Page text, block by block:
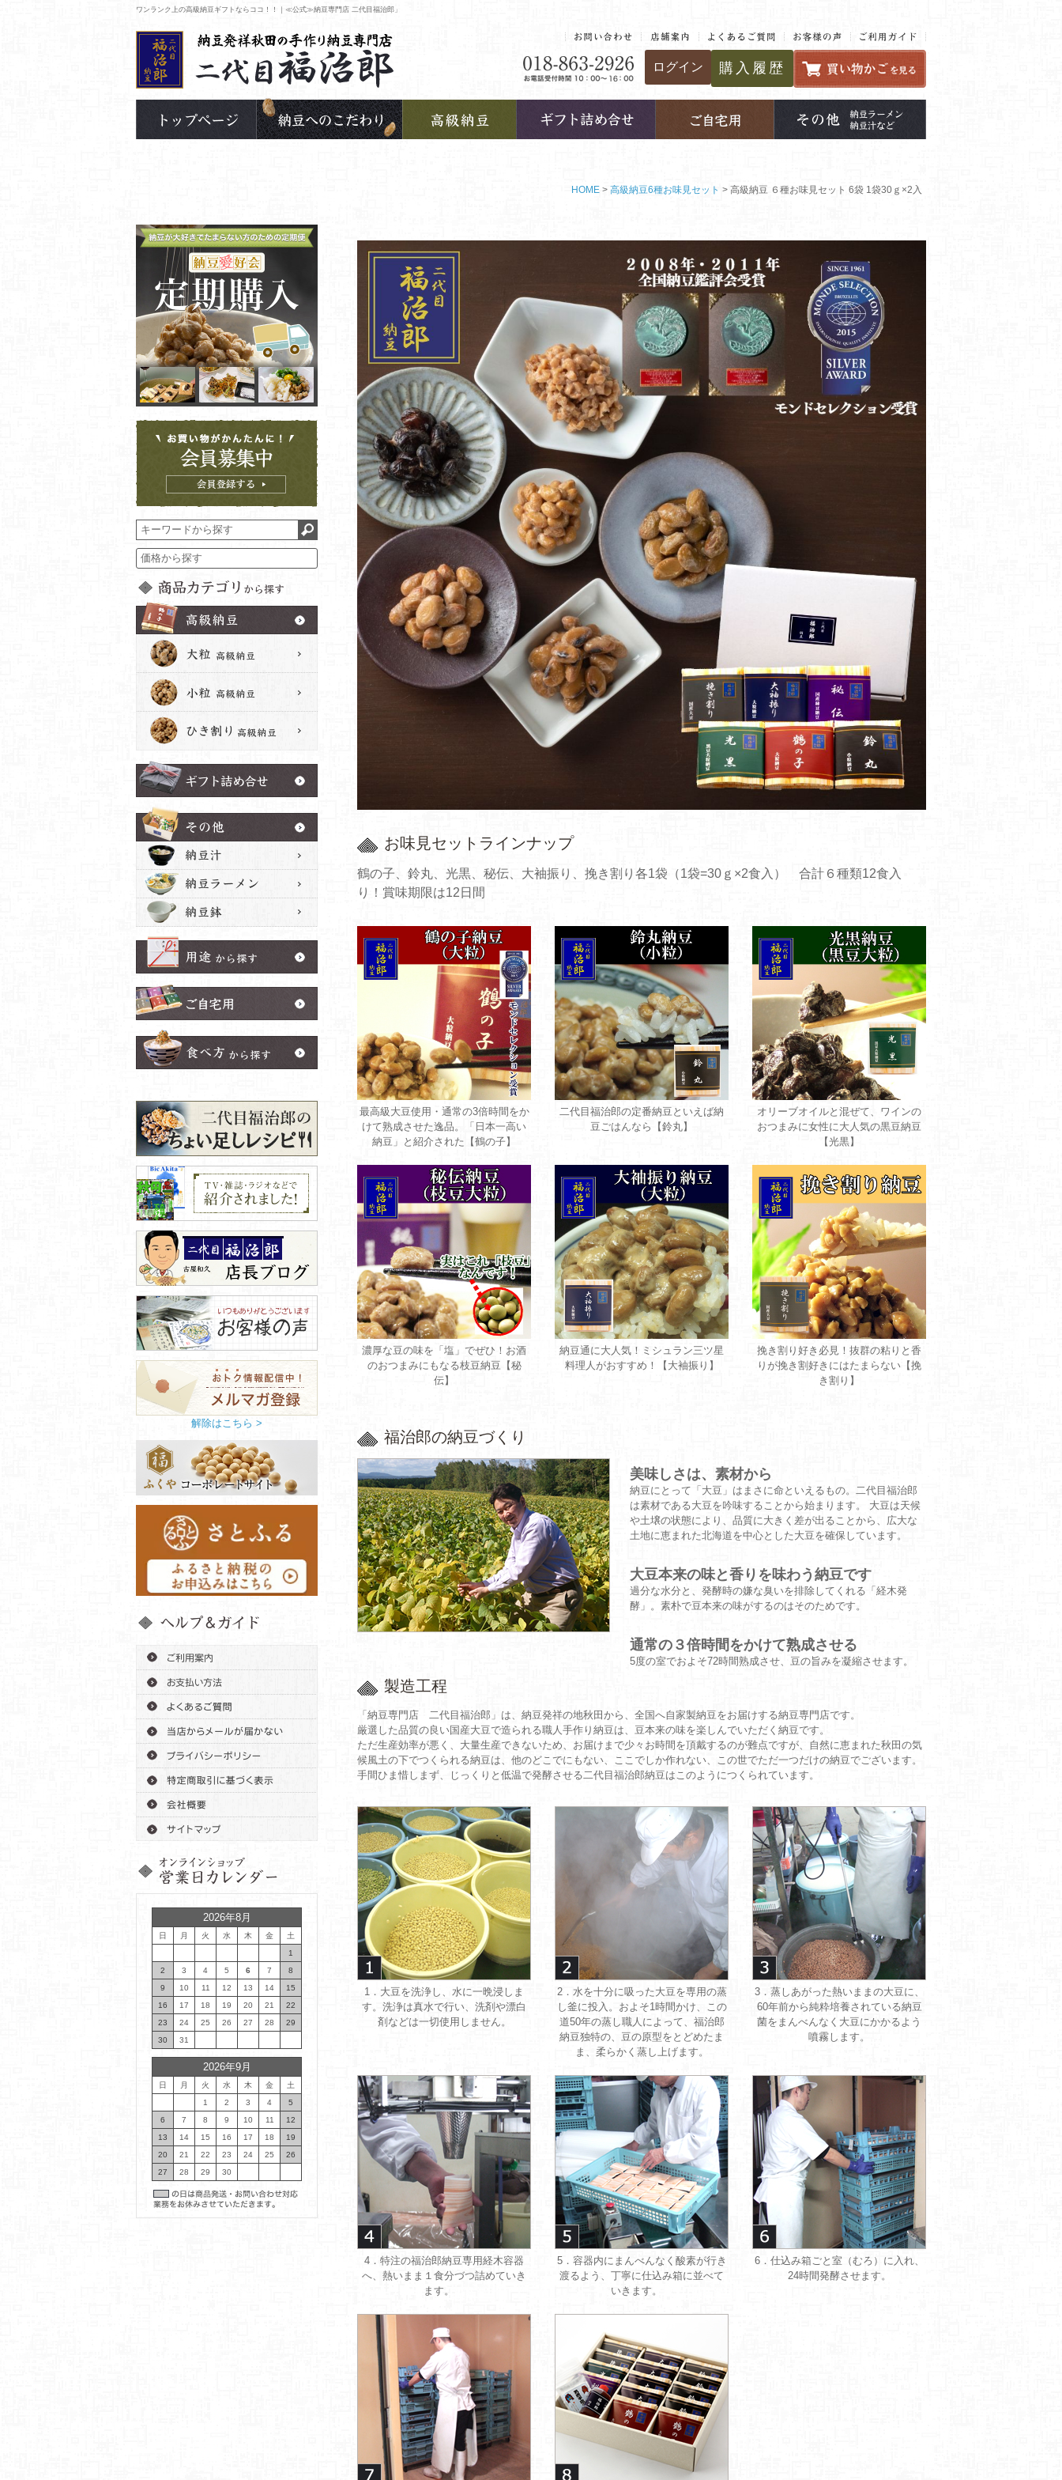
ワンランク上の高級納豆ギフトならココ！！｜≪公式≫納豆専門店 二代目福治郎」
ログイン 購入履歴
HOME 高級納豆6種お味見セット 高級納豆 ６種お味見セット 6袋 1袋30ｇ×2入
解除はこちら >
2026年8月
日 月 火 水 木 金
土
1
2
3 4 5 6 7
8
9
10 11 12 13 14
15
16
17 18 19 20 21
22
23
24 25 26 27 28
29
30
31
2026年9月
日 月 火 水 木 金
土
1
2 3 4
5
6
7 8 9 10 11
12
13
14 15 16 17 18
19
20
21 22 23 24 25
26
27
28 29 30
お味見セットラインナップ
鶴の子、鈴丸、光黒、秘伝、大袖振り、挽き割り各1袋（1袋=30ｇ×2食入） 合計６種類12食入
り！賞味期限は12日間
最高級大豆使用・通常の3倍時間をか
けて熟成させた逸品。「日本一高い
納豆」と紹介された【鶴の子】
二代目福治郎の定番納豆といえば納
豆ごはんなら【鈴丸】
オリーブオイルと混ぜて、ワインの
おつまみに女性に大人気の黒豆納豆
【光黒】
濃厚な豆の味を「塩」でぜひ！お酒
のおつまみにもなる枝豆納豆【秘
伝】
納豆通に大人気！ミシュラン三ツ星
料理人がおすすめ！【大袖振り】
挽き割り好き必見！抜群の粘りと香
りが挽き割好きにはたまらない【挽
き割り】
福治郎の納豆づくり
美味しさは、素材から
納豆にとって「大豆」はまさに命といえるもの。二代目福治郎
は素材である大豆を吟味することから始まります。 大豆は天候
や土壌の状態により、品質に大きく差が出ることから、広大な
土地に恵まれた北海道を中心とした大豆を確保しています。
大豆本来の味と香りを味わう納豆です
過分な水分と、発酵時の嫌な臭いを排除してくれる「経木発
酵」。素朴で豆本来の味がするのはそのためです。
通常の３倍時間をかけて熟成させる
5度の室でおよそ72時間熟成させ、豆の旨みを凝縮させます。
製造工程
「納豆専門店 二代目福治郎」は、納豆発祥の地秋田から、全国へ自家製納豆をお届けする納豆専門店です。
厳選した品質の良い国産大豆で造られる職人手作り納豆は、豆本来の味を楽しんでいただく納豆です。
ただ生産効率が悪く、大量生産できないため、お届けまで少々お時間を頂戴するのが難点ですが、自然に恵まれた秋田の気
候風土の下でつくられる納豆は、他のどこでにもない、ここでしか作れない、この世でただ一つだけの納豆でございます。
手間ひま惜しまず、じっくりと低温で発酵させる二代目福治郎納豆はこのようにつくられています。
1．大豆を洗浄し、水に一晩浸しま
す。洗浄は真水で行い、洗剤や漂白
剤などは一切使用しません。
2．水を十分に吸った大豆を専用の蒸
し釜に投入。およそ1時間かけ、この
道50年の蒸し職人によって、福治郎
納豆独特の、豆の原型をとどめたま
ま、柔らかく蒸し上げます。
3．蒸しあがった熱いままの大豆に、
60年前から純粋培養されている納豆
菌をまんべんなく大豆にかかるよう
噴霧します。
4．特注の福治郎納豆専用経木容器
へ、熱いまま１食分づつ詰めていき
ます。
5．容器内にまんべんなく酸素が行き
渡るよう、丁寧に仕込み箱に並べて
いきます。
6．仕込み箱ごと室（むろ）に入れ、
24時間発酵させます。